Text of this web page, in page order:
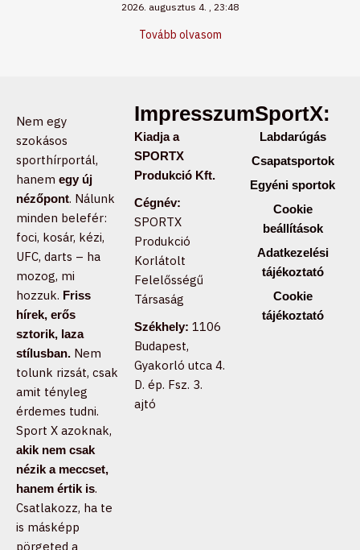
2026. augusztus 4. 23:48
Tovább olvasom
Nem egy
szokásos
sporthírportál,
hanem egy új
nézőpont. Nálunk
minden belefér:
foci, kosár, kézi,
UFC, darts – ha
mozog, mi
hozzuk. Friss
hírek, erős
sztorik, laza
stílusban. Nem
tolunk rizsát, csak
amit tényleg
érdemes tudni.
Sport X azoknak,
akik nem csak
nézik a meccset,
hanem értik is.
Csatlakozz, ha te
is másképp
pörgeted a
Impresszum:
Kiadja a
SPORTX
Produkció Kft.
Cégnév:
SPORTX
Produkció
Korlátolt
Felelősségű
Társaság
Székhely: 1106
Budapest,
Gyakorló utca 4.
D. ép. Fsz. 3.
ajtó
SportX:
Labdarúgás
Csapatsportok
Egyéni sportok
Cookie
beállítások
Adatkezelési
tájékoztató
Cookie
tájékoztató